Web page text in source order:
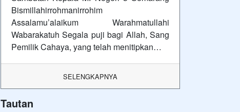
Bismillahirrohmanirrohim
Assalamu’alaikum Warahmatullahi
Wabarakatuh Segala puji bagi Allah, Sang
Pemilik Cahaya, yang telah menitipkan…
SELENGKAPNYA
Tautan